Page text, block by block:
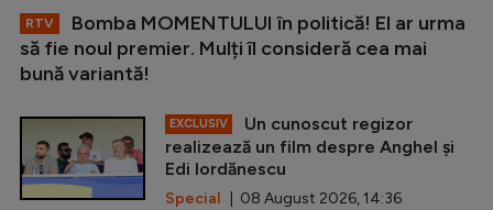
RTV
Bomba MOMENTULUI în politică! El ar urma
să fie noul premier. Mulți îl consideră cea mai
bună variantă!
EXCLUSIV
Un cunoscut regizor
realizează un film despre Anghel și
Edi Iordănescu
Special | 08 August 2026, 14:36